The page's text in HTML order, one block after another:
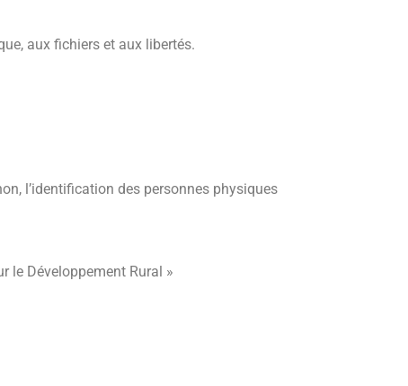
aux fichiers et aux libertés.
l’identification des personnes physiques
le Développement Rural »